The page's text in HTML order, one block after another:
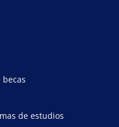
de estudios